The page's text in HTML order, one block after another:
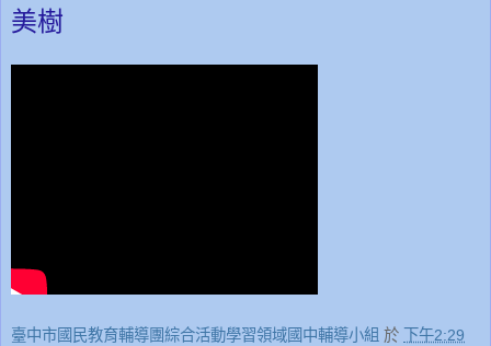
美樹
臺中市國民教育輔導團綜合活動學習領域國中輔導小組 於
下午2:29